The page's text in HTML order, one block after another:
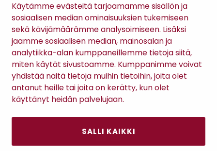
Käytämme evästeitä tarjoamamme sisällön ja
sosiaalisen median ominaisuuksien tukemiseen
sekä kävijämäärämme analysoimiseen. Lisäksi
jaamme sosiaalisen median, mainosalan ja
analytiikka-alan kumppaneillemme tietoja siitä,
miten käytät sivustoamme. Kumppanimme voivat
yhdistää näitä tietoja muihin tietoihin, joita olet
antanut heille tai joita on kerätty, kun olet
käyttänyt heidän palvelujaan.
SALLI KAIKKI
Sopimusehdot
Tietosuojaseloste
Maksutavat